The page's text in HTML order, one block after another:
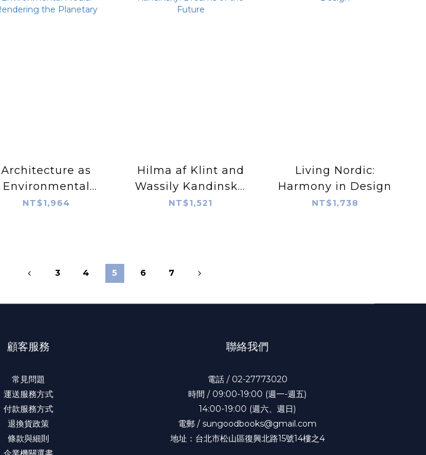
Architecture as
Environmental
Media: Rendering
NT$1,964
Hilma af Klint and
Wassily Kandinsky:
Dreams of the
NT$1,521
Living Nordic:
Harmony in Design
NT$1,738
3 4 5 6 7
顧客服務
常見問題
運送服務方式
付款服務方式
退換貨政策
條款與細則
聯絡我們
電話 / 02-27773020
時間 / 09:00-19:00 (週一-週五)
14:00-19:00 (週六、週日)
電郵 / sungoodbooks@gmail.com
地址：台北市松山區復興北路15號14樓之4